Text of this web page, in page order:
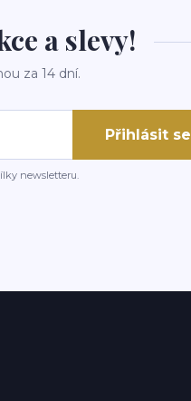
a slevy!
za 14 dní.
Přihlásit se
newsletteru.